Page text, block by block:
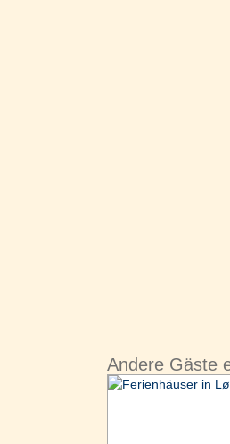
Andere Gäste